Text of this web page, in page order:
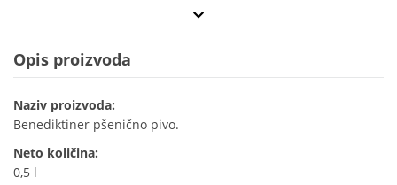
Opis proizvoda
Naziv proizvoda:
Benediktiner pšenično pivo.
Neto količina:
0,5 l